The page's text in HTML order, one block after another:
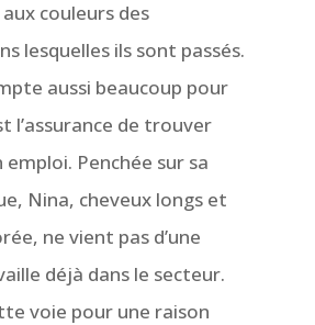
couleurs des
lesquelles ils sont passés.
aussi beaucoup pour
l’assurance de trouver
Penchée sur sa
Nina, cheveux longs et
ne vient pas d’une
déjà dans le secteur.
voie pour une raison